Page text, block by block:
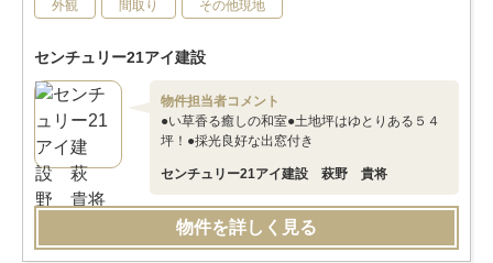
外観 間取り その他現地
センチュリー21アイ建設
物件担当者コメント
●い草香る癒しの和室●土地坪はゆとりある５４
坪！●採光良好な出窓付き
センチュリー21アイ建設 萩野 貴将
物件を詳しく見る